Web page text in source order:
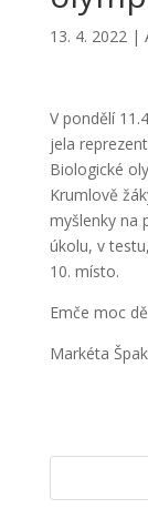
13. 4. 2022|
V pondělí
jela
Biologické
Krumlově
myšlenky na
úkolu, v
10. místo.
Emče moc
Markéta